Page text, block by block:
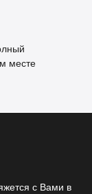
месте
с Вами в